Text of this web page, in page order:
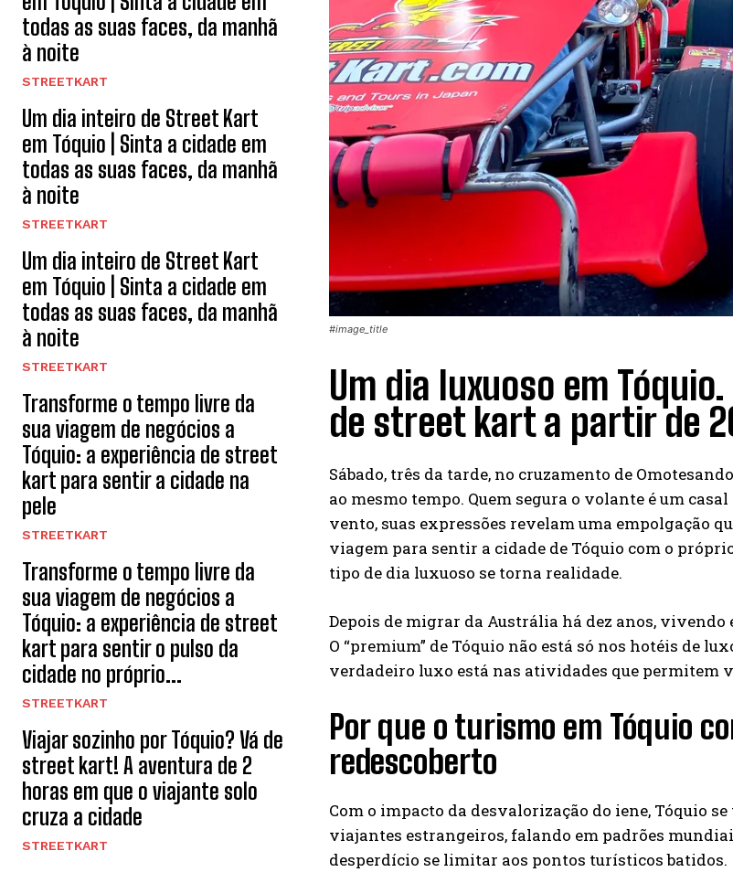
todas as suas faces, da manhã
à noite
STREETKART
Um dia inteiro de Street Kart
em Tóquio | Sinta a cidade em
todas as suas faces, da manhã
à noite
STREETKART
Um dia inteiro de Street Kart
em Tóquio | Sinta a cidade em
todas as suas faces, da manhã
à noite
STREETKART
Transforme o tempo livre da
sua viagem de negócios a
Tóquio: a experiência de street
kart para sentir a cidade na
pele
STREETKART
Transforme o tempo livre da
sua viagem de negócios a
Tóquio: a experiência de street
kart para sentir o pulso da
cidade no próprio...
STREETKART
Viajar sozinho por Tóquio? Vá de
street kart! A aventura de 2
horas em que o viajante solo
cruza a cidade
STREETKART
#image_title
Um dia luxuoso em
de street kart a partir de
Sábado, três da tarde, no cruzamento de
ao mesmo tempo. Quem segura o volante é um
vento, suas expressões revelam uma empolgação
viagem para sentir a cidade de Tóquio com o
tipo de dia luxuoso se torna realidade.
Depois de migrar da Austrália há dez anos, vivendo
O “premium” de Tóquio não está só nos hotéis de
verdadeiro luxo está nas atividades que permitem
Por que o turismo em Tóquio
redescoberto
Com o impacto da desvalorização do iene, Tóquio
viajantes estrangeiros, falando em padrões
desperdício se limitar aos pontos turísticos batidos.